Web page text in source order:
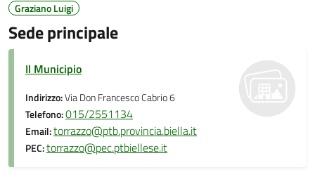
Graziano Luigi
Sede principale
Il Municipio
Indirizzo:Via Don Francesco Cabrio 6
Telefono:015/2551134
Email:torrazzo@ptb.provincia.biella.it
PEC:torrazzo@pec.ptbiellese.it